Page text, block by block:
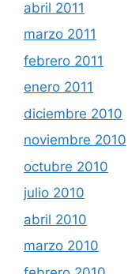
abril 2011
marzo 2011
febrero 2011
enero 2011
diciembre 2010
noviembre 2010
octubre 2010
julio 2010
abril 2010
marzo 2010